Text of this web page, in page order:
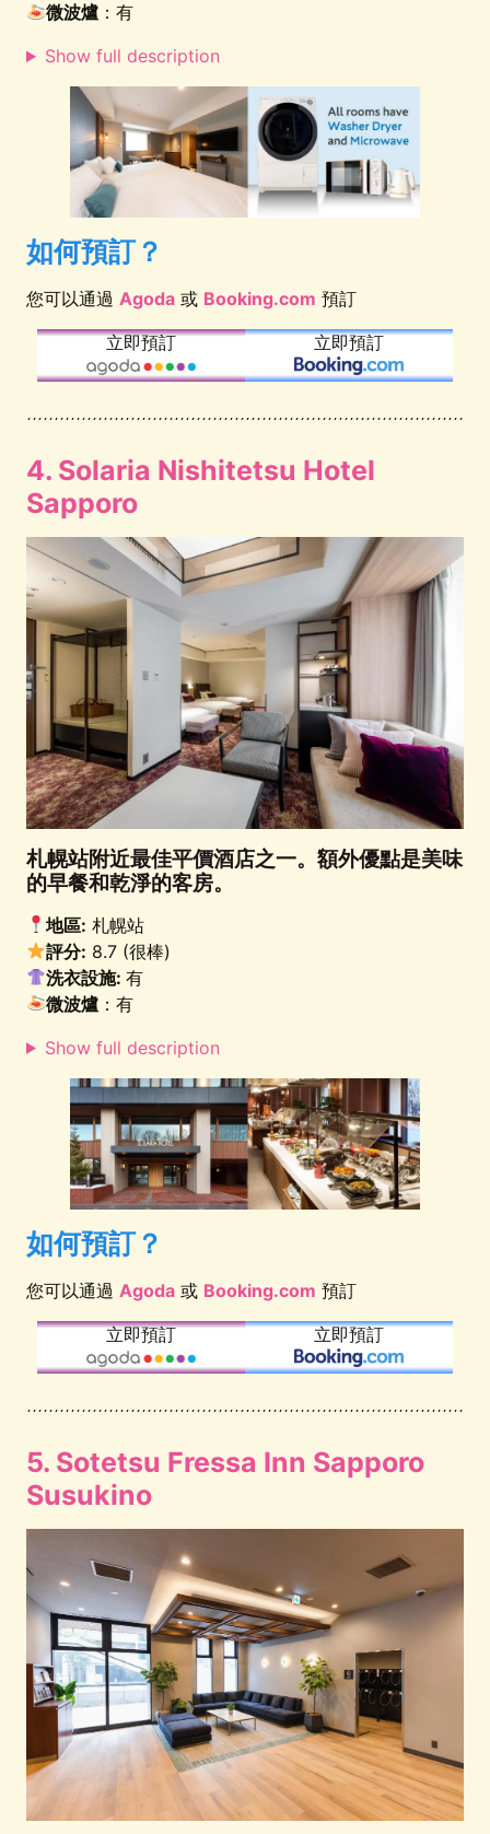
微波爐 ：有
Show full description
如何預訂？
您可以通過 Agoda 或 Booking.com 預訂
立即預訂
立即預訂
4. Solaria Nishitetsu Hotel
Sapporo
札幌站附近最佳平價酒店之一。額外優點是美味
的早餐和乾淨的客房。
地區: 札幌站
評分: 8.7 (很棒)
洗衣設施: 有
微波爐 ：有
Show full description
如何預訂？
您可以通過 Agoda 或 Booking.com 預訂
立即預訂
立即預訂
5. Sotetsu Fressa Inn Sapporo
Susukino